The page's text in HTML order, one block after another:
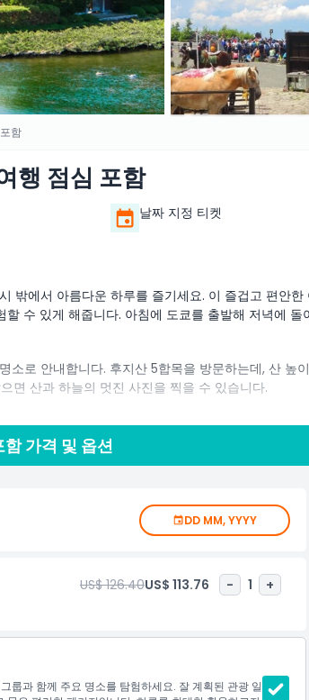
함
행 점심 포함
날짜 지정 티켓
밖에서 아름다운 하루를 즐기세요. 이 즐겁고 편안한
수 있게 해줍니다. 아침에 도쿄를 출발해 저녁에 돌
로 안내합니다. 후지산 5합목을 방문하는데, 산 높이
면 산과 하늘의 멋진 사진을 찍을 수 있습니다.
요한 호수가 있는 아름다운 지역입니다. 아시호에서
습니다.
도 포함되어 있습니다. 나무 위를 날아다니는 재미있
드가 방문하는 장소에 대해 설명하고 흥미로운 이야기
당일 여행 점심 포함은 단 하루 만에 자연, 문화, 음식
가격 및 옵션
DD MM, YYYY
US$ 126.40US$ 113.76 - 1 +
룹과 함께 주요 명소를 탐험하세요. 잘 계획된 관광 일